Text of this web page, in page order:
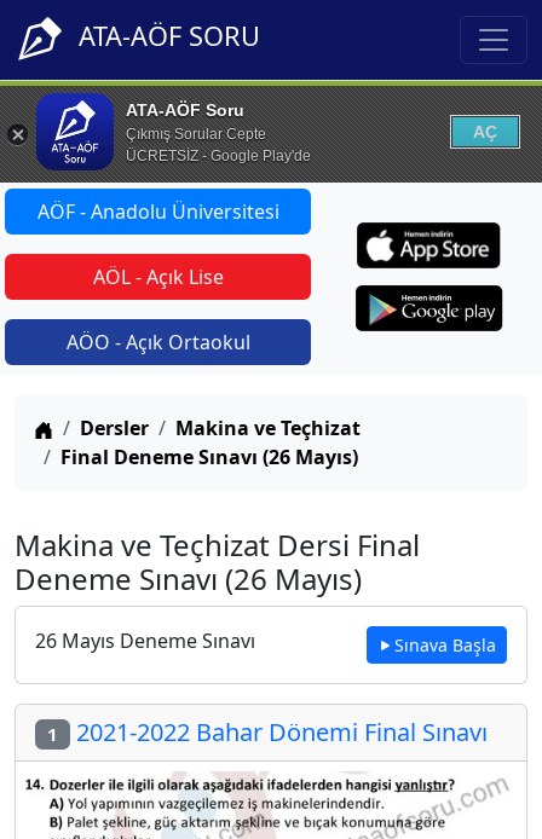
ATA-AÖF SORU
ATA-AÖF Soru
Çıkmış Sorular Cepte
ÜCRETSİZ - Google Play'de
AÇ
AÖF - Anadolu Üniversitesi
AÖL - Açık Lise
AÖO - Açık Ortaokul
Anasayfa
Dersler
Makina ve Teçhizat
Final Deneme Sınavı (26 Mayıs)
Makina ve Teçhizat Dersi Final
Deneme Sınavı (26 Mayıs)
26 Mayıs Deneme Sınavı Sınava Başla
1 2021-2022 Bahar Dönemi Final Sınavı